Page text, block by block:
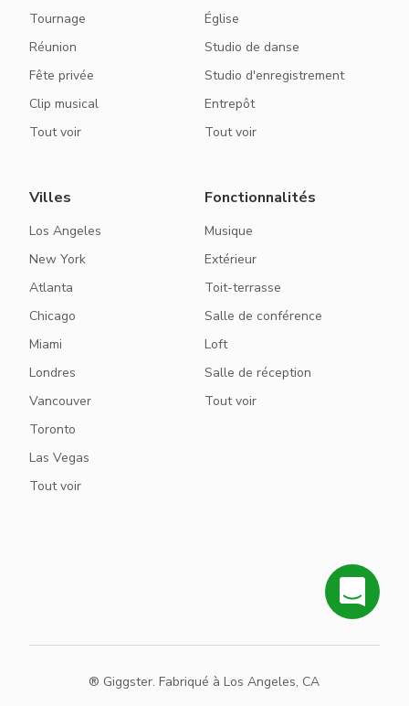
Tournage
Réunion
Fête privée
Clip musical
Tout voir
Église
Studio de danse
Studio d'enregistrement
Entrepôt
Tout voir
Villes
Los Angeles
New York
Atlanta
Chicago
Miami
Londres
Vancouver
Toronto
Las Vegas
Tout voir
Fonctionnalités
Musique
Extérieur
Toit-terrasse
Salle de conférence
Loft
Salle de réception
Tout voir
® Giggster. Fabriqué à Los Angeles, CA